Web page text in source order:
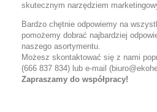
skutecznym narzędziem
Bardzo chętnie odpowiemy na
pomożemy dobrać najbardziej
naszego asortymentu.
Możesz skontaktować się z nami
(666 837 834) lub e-mail
Zapraszamy do współpracy!